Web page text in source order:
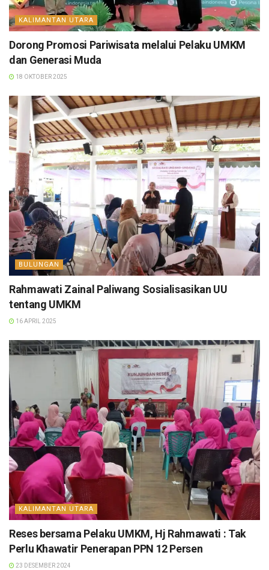
KALIMANTAN UTARA
Dorong Promosi Pariwisata melalui Pelaku UMKM
dan Generasi Muda
18 OKTOBER 2025
BULUNGAN
Rahmawati Zainal Paliwang Sosialisasikan UU
tentang UMKM
16 APRIL 2025
KALIMANTAN UTARA
Reses bersama Pelaku UMKM, Hj Rahmawati : Tak
Perlu Khawatir Penerapan PPN 12 Persen
23 DESEMBER 2024